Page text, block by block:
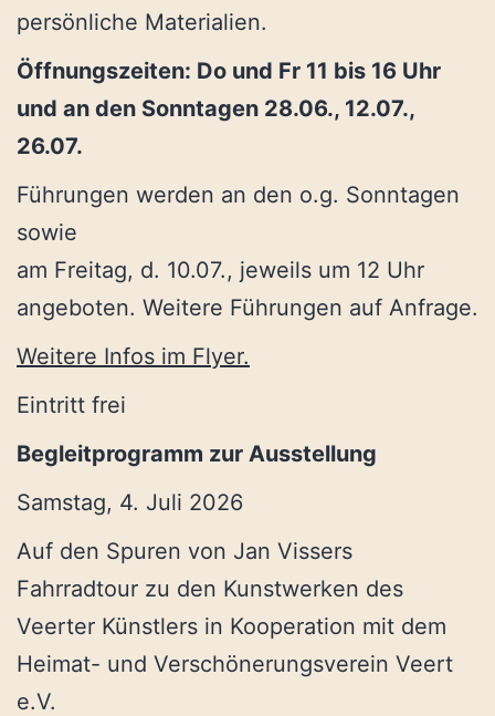
persönliche Materialien.
Öffnungszeiten: Do und Fr 11 bis 16 Uhr
und an den Sonntagen 28.06., 12.07.,
26.07.
Führungen werden an den o.g. Sonntagen
sowie
am Freitag, d. 10.07., jeweils um 12 Uhr
angeboten. Weitere Führungen auf Anfrage.
Weitere Infos im Flyer.
Eintritt frei
Begleitprogramm zur Ausstellung
Samstag, 4. Juli 2026
Auf den Spuren von Jan Vissers
Fahrradtour zu den Kunstwerken des
Veerter Künstlers in Kooperation mit dem
Heimat- und Verschönerungsverein Veert
e.V.